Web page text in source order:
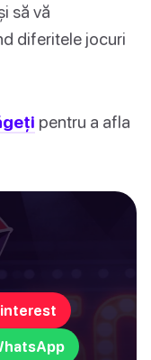
să vă
diferitele jocuri
pentru a afla